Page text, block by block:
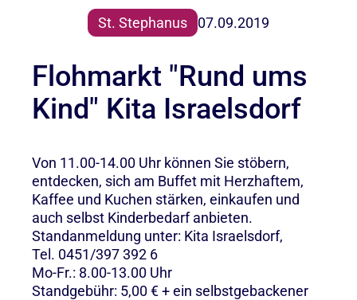
St. Stephanus 07.09.2019
Flohmarkt "Rund ums
Kind" Kita Israelsdorf
Von 11.00-14.00 Uhr können Sie stöbern,
entdecken, sich am Buffet mit Herzhaftem,
Kaffee und Kuchen stärken, einkaufen und
auch selbst Kinderbedarf anbieten.
Standanmeldung unter: Kita Israelsdorf,
Tel. 0451/397 392 6
Mo-Fr.: 8.00-13.00 Uhr
Standgebühr: 5,00 € + ein selbstgebackener